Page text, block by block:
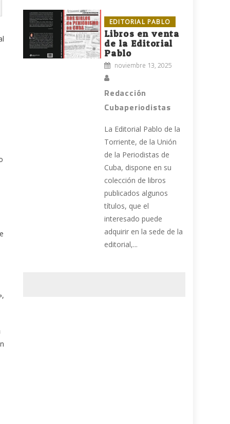
EDITORIAL PABLO
Libros en venta
de la Editorial
Pablo
noviembre 13, 2025
Redacción
Cubaperiodistas
La Editorial Pablo de la
Torriente, de la Unión
de la Periodistas de
Cuba, dispone en su
colección de libros
publicados algunos
títulos, que el
interesado puede
adquirir en la sede de la
editorial,...